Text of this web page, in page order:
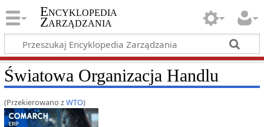
Encyklopedia
Zarządzania
Światowa Organizacja Handlu
(Przekierowano zWTO)